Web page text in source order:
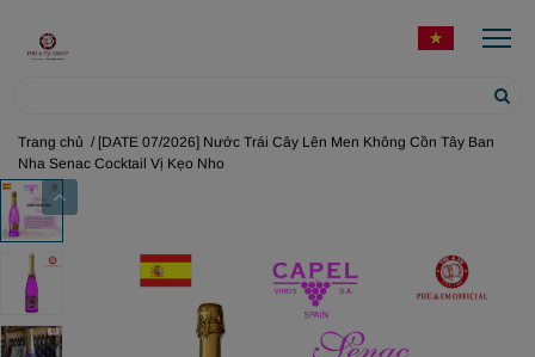
Trang chủ / [DATE 07/2026] Nước Trái Cây Lên Men Không Cồn Tây Ban
Nha Senac Cocktail Vị Kẹo Nho